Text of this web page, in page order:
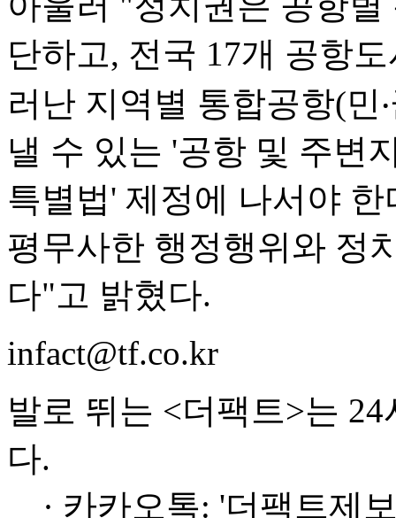
단하고, 전국 17개 공항
러난 지역별 통합공항(민
낼 수 있는 '공항 및 주변
특별법' 제정에 나서야
평무사한 행정행위와 정
다"고 밝혔다.
infact@tf.co.kr
발로 뛰는 <더팩트>는
다.
· 카카오톡: '더팩트제